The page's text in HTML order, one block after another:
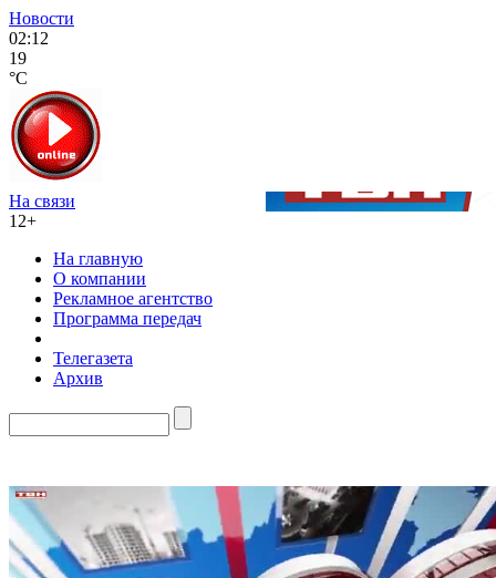
Новости
02:12
19
°C
На связи
12+
На главную
О компании
Рекламное агентство
Программа передач
Телегазета
Архив